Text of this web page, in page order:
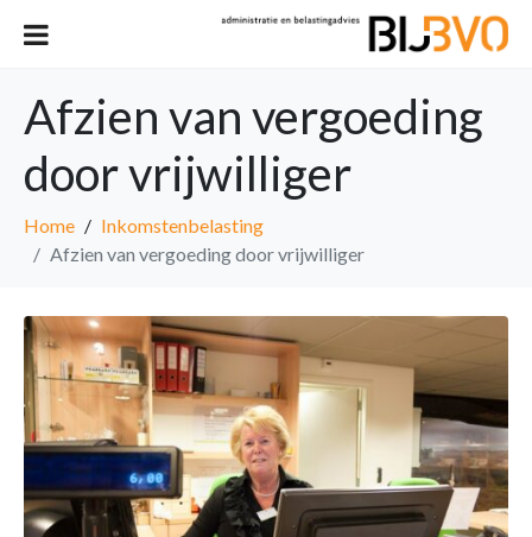
Afzien van vergoeding
door vrijwilliger
Home
Inkomstenbelasting
Afzien van vergoeding door vrijwilliger